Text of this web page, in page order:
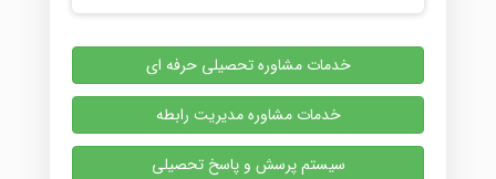
خدمات مشاوره تحصیلی حرفه ای
خدمات مشاوره مدیریت رابطه
سیستم پرسش و پاسخ تحصیلی